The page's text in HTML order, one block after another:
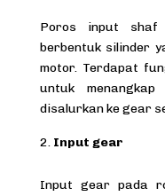
Poros input shaf
berbentuk silinder
motor. Terdapat
untuk
disalurkan ke gear
Input gear
Input gear pada